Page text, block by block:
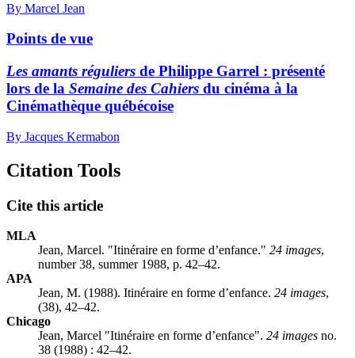
By Marcel Jean
Points de vue
Les amants réguliers de Philippe Garrel : présenté
lors de la Semaine des Cahiers du cinéma à la
Cinémathèque québécoise
By Jacques Kermabon
Citation Tools
Cite this article
MLA
Jean, Marcel. "Itinéraire en forme d’enfance." 24 images,
number 38, summer 1988, p. 42–42.
APA
Jean, M. (1988). Itinéraire en forme d’enfance. 24 images,
(38), 42–42.
Chicago
Jean, Marcel "Itinéraire en forme d’enfance". 24 images no.
38 (1988) : 42–42.